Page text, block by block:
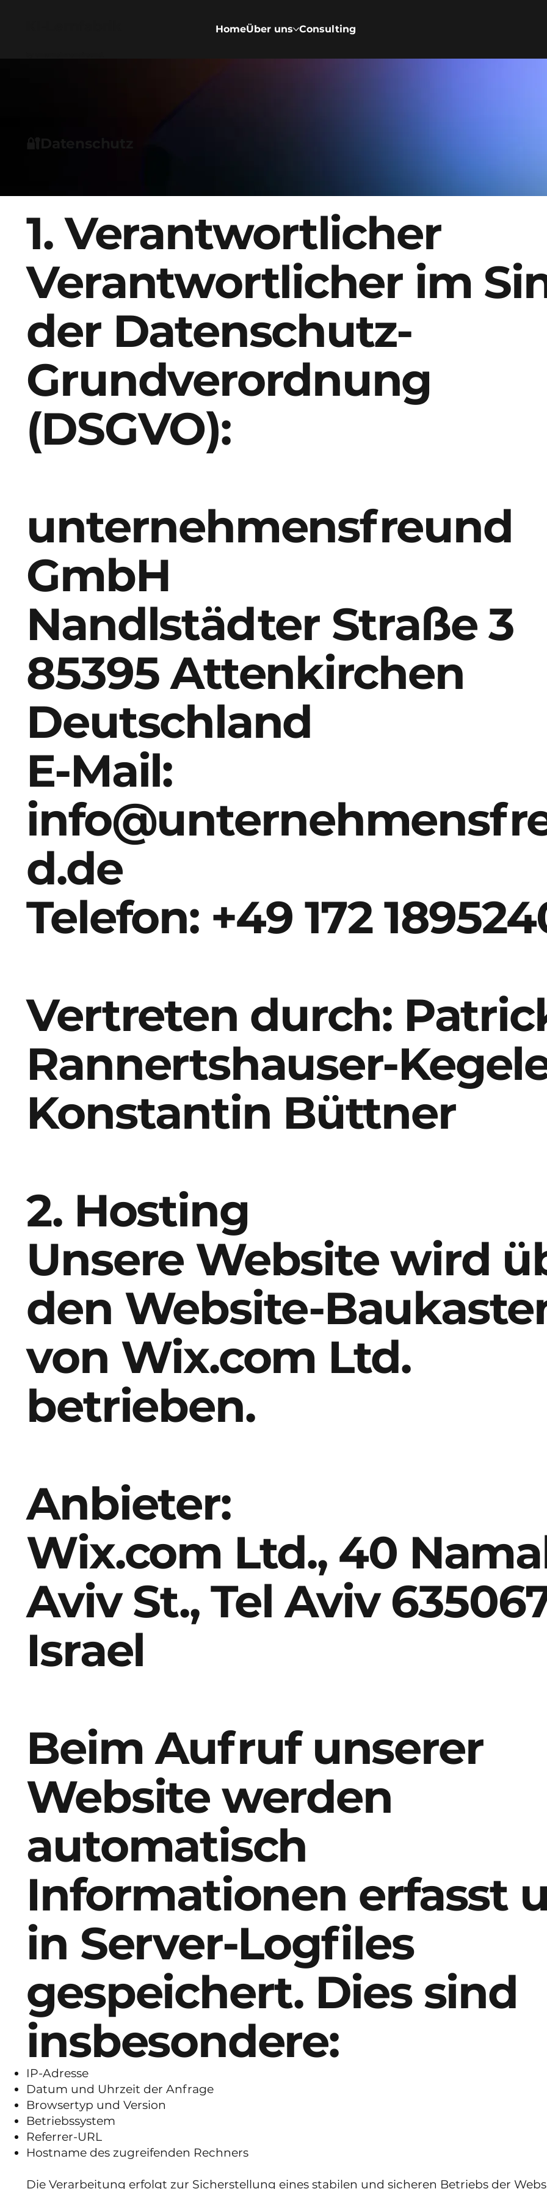
HomeÜber uns Consulting
1. Verantwortlicher
Verantwortlicher im
der Datenschutz-
Grundverordnung
(DSGVO):
unternehmensfreund
GmbH
Nandlstädter Straße 3
85395 Attenkirchen
Deutschland
E-Mail:
d.de
Telefon: +49 172
Vertreten durch:
Rannertshauser-
Konstantin Büttner
2. Hosting
Unsere Website wird
den Website-
von Wix.com Ltd.
betrieben.
Anbieter:
Wix.com Ltd., 40
Aviv St., Tel Aviv
Israel
Beim Aufruf unserer
Website werden
automatisch
Informationen erfasst
in Server-Logfiles
gespeichert. Dies sind
insbesondere:
IP-Adresse
Datum und Uhrzeit der Anfrage
Browsertyp und Version
Betriebssystem
Referrer-URL
Hostname des zugreifenden Rechners
Die Verarbeitung erfolgt zur Sicherstellung eines stabilen und sicheren Betriebs der